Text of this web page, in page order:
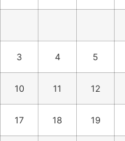
3 4 5
10 11 12
17 18 19